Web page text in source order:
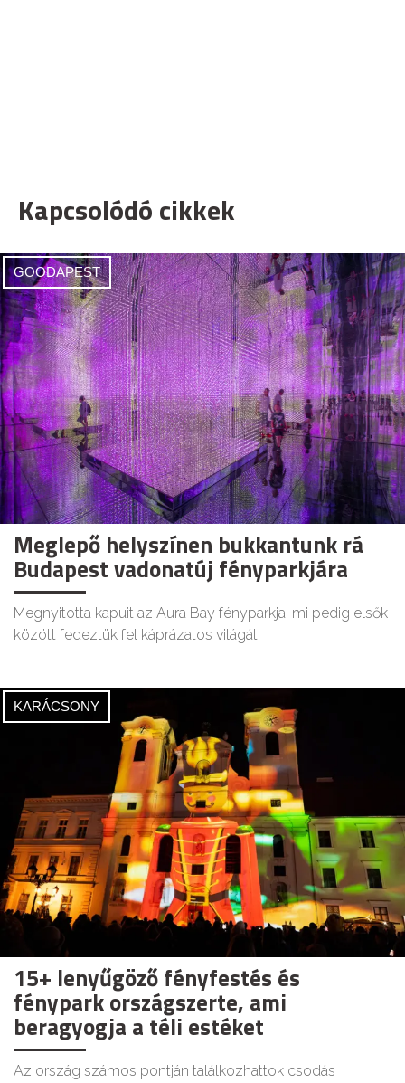
Kapcsolódó cikkek
GOODAPEST
Meglepő helyszínen bukkantunk rá
Budapest vadonatúj fényparkjára
Megnyitotta kapuit az Aura Bay fényparkja, mi pedig elsők
között fedeztük fel káprázatos világát.
KARÁCSONY
15+ lenyűgöző fényfestés és
fénypark országszerte, ami
beragyogja a téli estéket
Az ország számos pontján találkozhattok csodás